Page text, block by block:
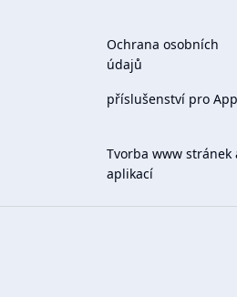
Ochrana osobních
údajů
příslušenství pro
Tvorba www stránek
aplikací